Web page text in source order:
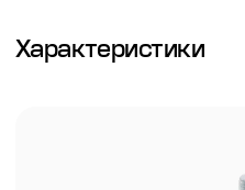
Характеристики